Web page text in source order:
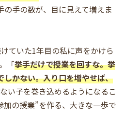
手の数が、目に見えて増えま
ていた1年目の私に声をかけら
「挙手だけで授業を回すな。挙
しかない。入り口を増やせば、
い子を巻き込めるようになるこ
加の授業”を作る、大きな一歩で